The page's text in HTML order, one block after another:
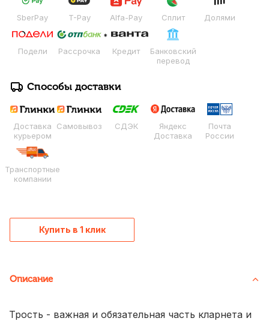
SberPay T-Pay Alfa-Pay Сплит Долями
Подели Рассрочка Кредит
Банковский
перевод
Способы доставки
Доставка
курьером
Самовывоз СДЭК
Яндекс
Доставка
Почта
России
Транспортные
компании
Купить в 1 клик
Описание
Трость - важная и обязательная часть кларнета и